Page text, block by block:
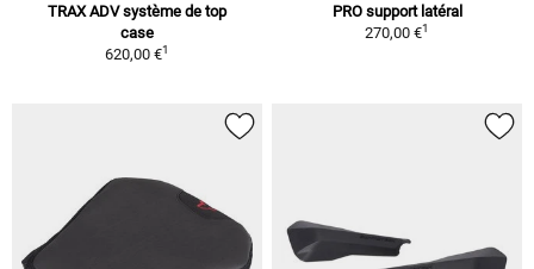
TRAX ADV système de top
case
620,00 €1
PRO support latéral
270,00 €1